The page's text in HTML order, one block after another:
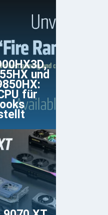
und
für